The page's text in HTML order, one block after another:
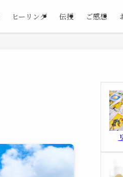
ヒーリング 伝授 ご感想